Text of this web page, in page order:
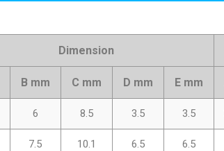
Dimension
B mm C mm D mm E mm
6 8.5 3.5 3.5
7.5 10.1 6.5 6.5